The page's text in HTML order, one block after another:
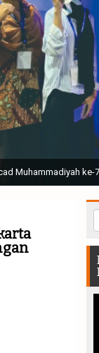
Solo || Ir. H.
dan Muktamirin